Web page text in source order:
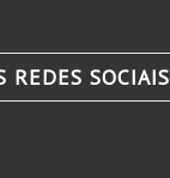
REDES SOCIAIS